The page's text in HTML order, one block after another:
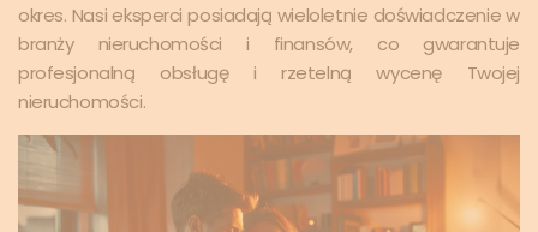
okres. Nasi eksperci posiadają wieloletnie doświadczenie w
branży nieruchomości i finansów, co gwarantuje
profesjonalną obsługę i rzetelną wycenę Twojej
nieruchomości.